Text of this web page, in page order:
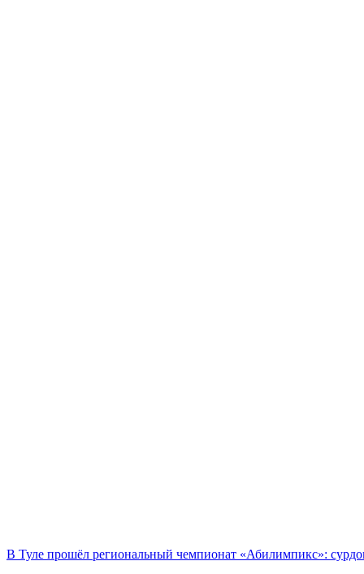
В Туле прошёл региональный чемпионат «Абилимпикс»: